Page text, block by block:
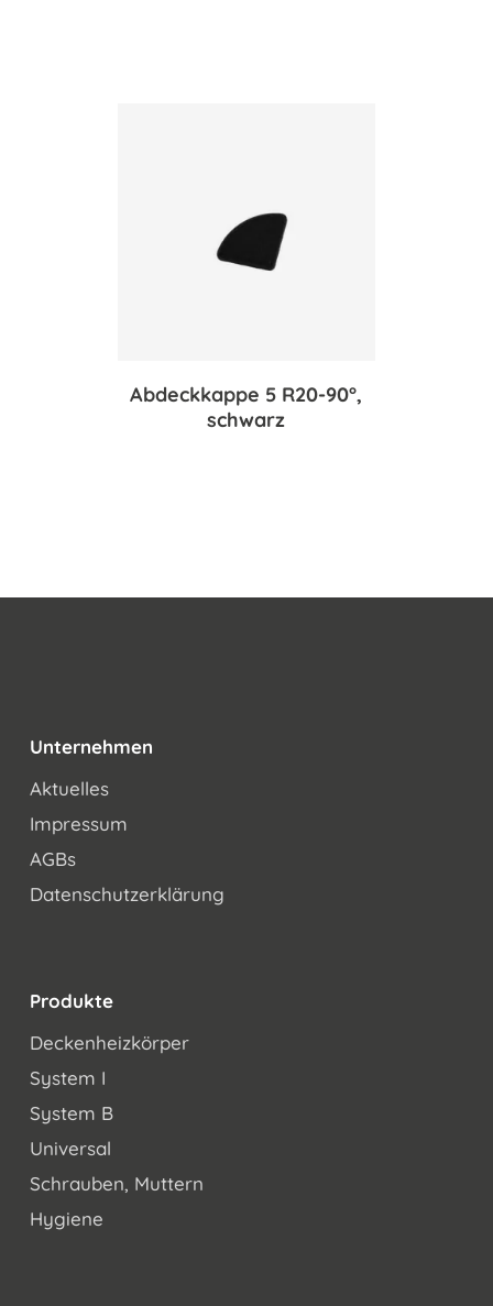
Abdeckkappe 5 R20-90°,
schwarz
Unternehmen
Aktuelles
Impressum
AGBs
Datenschutzerklärung
Produkte
Deckenheizkörper
System I
System B
Universal
Schrauben, Muttern
Hygiene